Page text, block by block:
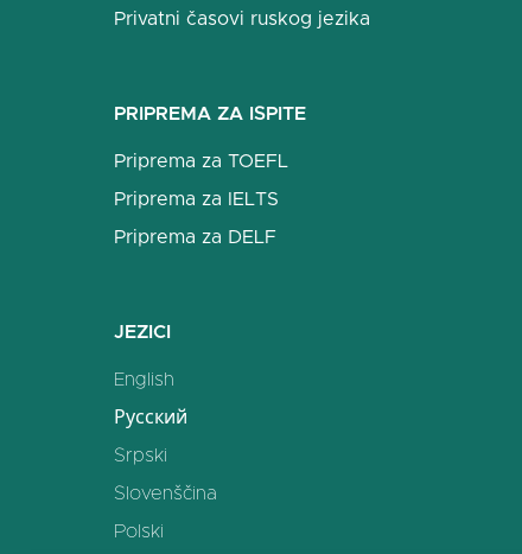
Privatni časovi ruskog jezika
PRIPREMA ZA ISPITE
Priprema za TOEFL
Priprema za IELTS
Priprema za DELF
JEZICI
English
Русский
Srpski
Slovenščina
Polski